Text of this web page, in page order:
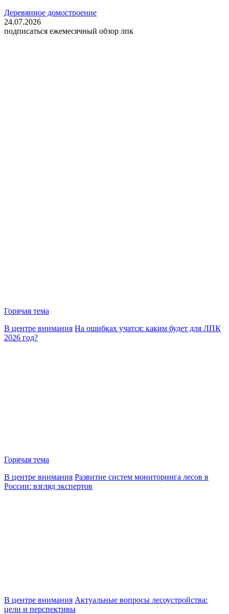
Деревянное домостроение
24.07.2026
подписаться ежемесячный обзор лпк
Горячая тема
В центре внимания На ошибках учатся: каким будет для ЛПК
2026 год?
Горячая тема
В центре внимания Развитие систем мониторинга лесов в
России: взгляд экспертов
В центре внимания Актуальные вопросы лесоустройства:
цели и перспективы